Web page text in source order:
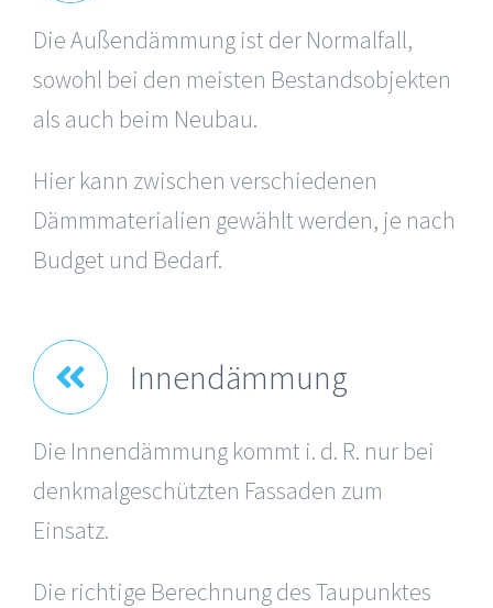
Die Außendämmung ist der Normalfall,
sowohl bei den meisten Bestandsobjekten
als auch beim Neubau.
Hier kann zwischen verschiedenen
Dämmmaterialien gewählt werden, je nach
Budget und Bedarf.
Innendämmung
Die Innendämmung kommt i. d. R. nur bei
denkmalgeschützten Fassaden zum
Einsatz.
Die richtige Berechnung des Taupunktes